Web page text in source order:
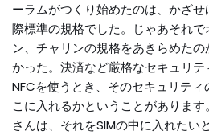
ーラムがつくり始めたのは、かざ
際標準の規格でした。じゃあそれで
ン、チャリンの規格をあきらめた
かった。決済など厳格なセキュリ
NFCを使うとき、そのセキュリテ
こに入れるかということがありま
さんは、それをSIMの中に入れたい